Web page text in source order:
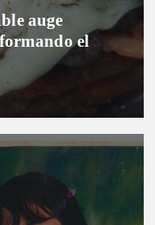
auge
el